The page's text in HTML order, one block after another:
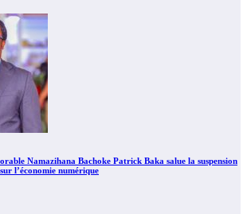
Namazihana Bachoke Patrick Baka salue la suspension
l’économie numérique